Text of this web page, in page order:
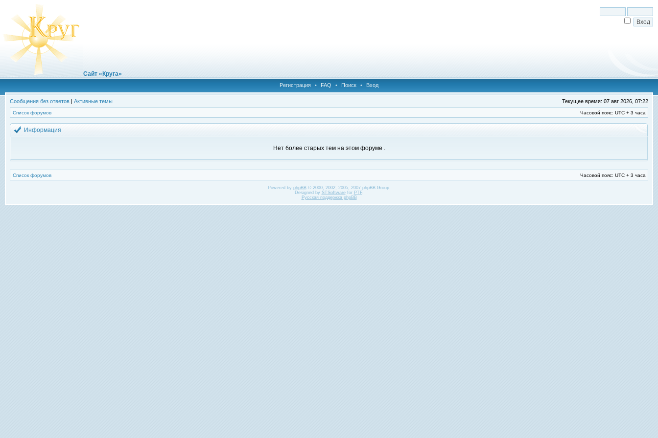
Сайт «Круга»
Регистрация • FAQ • Поиск • Вход
Сообщения без ответов | Активные темы Текущее время: 07 авг 2026, 07:22
Список форумов Часовой пояс: UTC + 3 часа
Информация
Нет более старых тем на этом форуме .
Список форумов Часовой пояс: UTC + 3 часа
Powered by phpBB© 2000, 2002, 2005, 2007 phpBB Group.
Designed by STSoftwarefor PTF.
Русская поддержка phpBB